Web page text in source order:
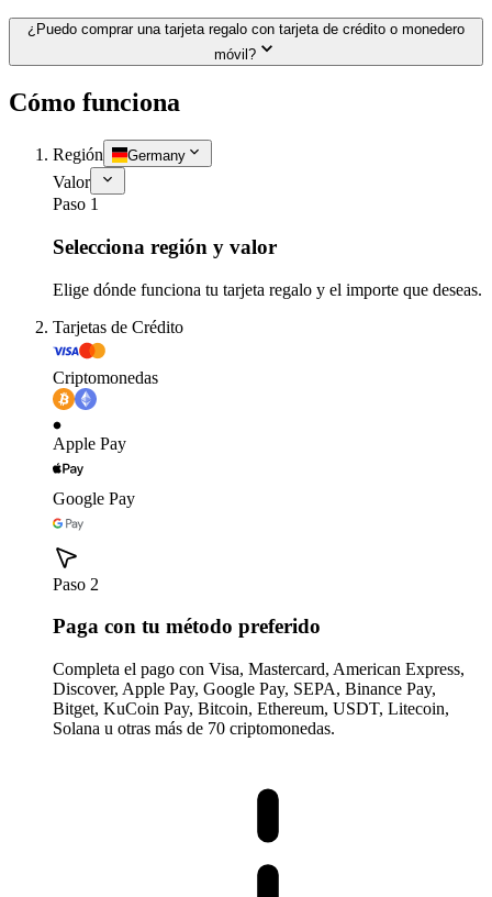
¿Puedo comprar una tarjeta regalo con tarjeta de crédito o monedero
móvil?
Cómo funciona
Región Germany
Valor
Paso 1
Selecciona región y valor
Elige dónde funciona tu tarjeta regalo y el importe que deseas.
Tarjetas de Crédito
Criptomonedas
Apple Pay
Google Pay
Paso 2
Paga con tu método preferido
Completa el pago con Visa, Mastercard, American Express,
Discover, Apple Pay, Google Pay, SEPA, Binance Pay,
Bitget, KuCoin Pay, Bitcoin, Ethereum, USDT, Litecoin,
Solana u otras más de 70 criptomonedas.